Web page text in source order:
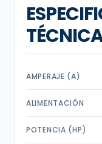
AMPERAJE (A)
ALIMENTACIÓN
POTENCIA (HP)